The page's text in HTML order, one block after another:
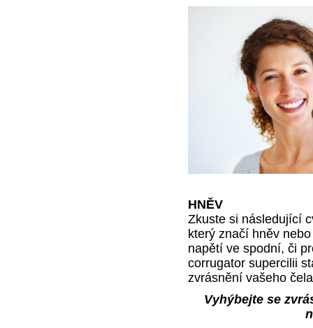
HNĚV
Zkuste si následující
který značí hněv
napětí ve spodní, či
corrugator supercilii
zvrásnění vašeho
Vyhýbejte se